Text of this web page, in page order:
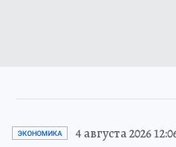
ЭКОНОМИКА 4 августа 2026